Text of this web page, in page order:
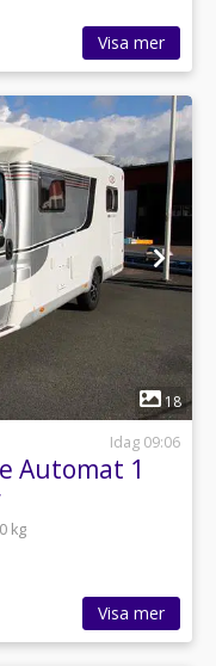
Visa mer
18
Idag 09:06
Automat 1
kg
Visa mer